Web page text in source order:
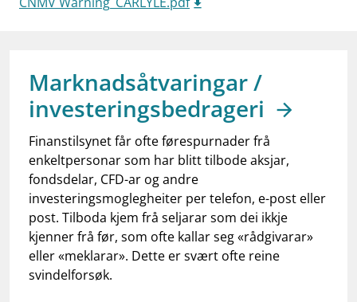
work_outlineJobb hos oss
notifications_noneAbonner på nyhetsvarsel
Marknadsåtvaringar /
investeringsbedrageri
Finanstilsynet får ofte førespurnader frå
enkeltpersonar som har blitt tilbode aksjar,
fondsdelar, CFD-ar og andre
investeringsmoglegheiter per telefon, e-post eller
post. Tilboda kjem frå seljarar som dei ikkje
kjenner frå før, som ofte kallar seg «rådgivarar»
eller «meklarar». Dette er svært ofte reine
svindelforsøk.